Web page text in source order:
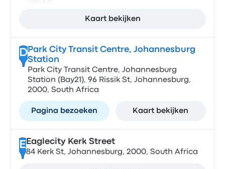
Kaart bekijken
DPark City Transit Centre, Johannesburg
Station
Park City Transit Centre, Johannesburg
Station (Bay21), 96 Rissik St, Johannesburg,
2000, South Africa
Pagina bezoeken Kaart bekijken
E Eaglecity Kerk Street
84 Kerk St, Johannesburg, 2000, South Africa